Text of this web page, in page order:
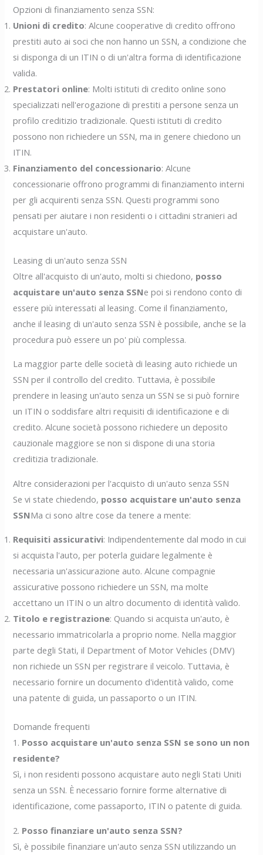
Opzioni di finanziamento senza SSN:
Unioni di credito: Alcune cooperative di credito offrono
prestiti auto ai soci che non hanno un SSN, a condizione che
si disponga di un ITIN o di un'altra forma di identificazione
valida.
Prestatori online: Molti istituti di credito online sono
specializzati nell'erogazione di prestiti a persone senza un
profilo creditizio tradizionale. Questi istituti di credito
possono non richiedere un SSN, ma in genere chiedono un
ITIN.
Finanziamento del concessionario: Alcune
concessionarie offrono programmi di finanziamento interni
per gli acquirenti senza SSN. Questi programmi sono
pensati per aiutare i non residenti o i cittadini stranieri ad
acquistare un'auto.
Leasing di un'auto senza SSN
Oltre all'acquisto di un'auto, molti si chiedono, posso
acquistare un'auto senza SSNe poi si rendono conto di
essere più interessati al leasing. Come il finanziamento,
anche il leasing di un'auto senza SSN è possibile, anche se la
procedura può essere un po' più complessa.
La maggior parte delle società di leasing auto richiede un
SSN per il controllo del credito. Tuttavia, è possibile
prendere in leasing un'auto senza un SSN se si può fornire
un ITIN o soddisfare altri requisiti di identificazione e di
credito. Alcune società possono richiedere un deposito
cauzionale maggiore se non si dispone di una storia
creditizia tradizionale.
Altre considerazioni per l'acquisto di un'auto senza SSN
Se vi state chiedendo, posso acquistare un'auto senza
SSNMa ci sono altre cose da tenere a mente:
Requisiti assicurativi: Indipendentemente dal modo in cui
si acquista l'auto, per poterla guidare legalmente è
necessaria un'assicurazione auto. Alcune compagnie
assicurative possono richiedere un SSN, ma molte
accettano un ITIN o un altro documento di identità valido.
Titolo e registrazione: Quando si acquista un'auto, è
necessario immatricolarla a proprio nome. Nella maggior
parte degli Stati, il Department of Motor Vehicles (DMV)
non richiede un SSN per registrare il veicolo. Tuttavia, è
necessario fornire un documento d'identità valido, come
una patente di guida, un passaporto o un ITIN.
Domande frequenti
1. Posso acquistare un'auto senza SSN se sono un non
residente?
Sì, i non residenti possono acquistare auto negli Stati Uniti
senza un SSN. È necessario fornire forme alternative di
identificazione, come passaporto, ITIN o patente di guida.
2. Posso finanziare un'auto senza SSN?
Sì, è possibile finanziare un'auto senza SSN utilizzando un